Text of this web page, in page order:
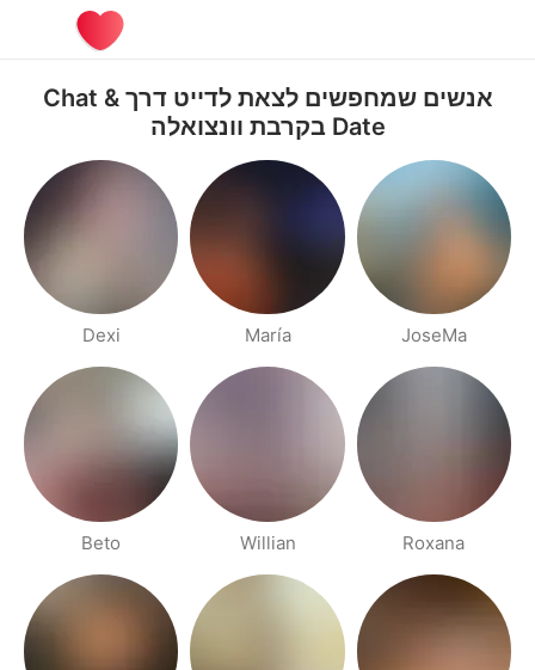
אנשים שמחפשים לצאת לדייט דרך Chat &
Date בקרבת וונצואלה
JoseMa
María
Dexi
Roxana
Willian
Beto